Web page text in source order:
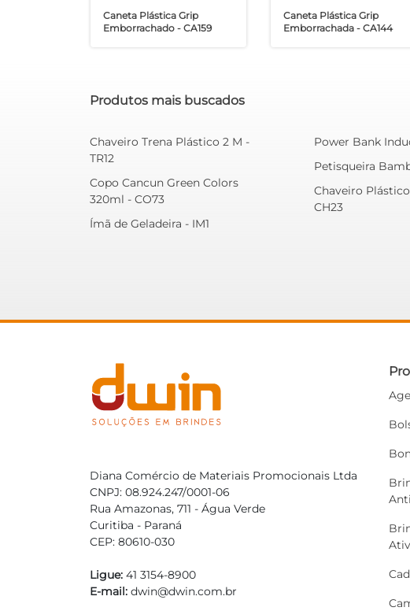
Caneta Plástica Grip
Emborrachado - CA159
Caneta Plástica Grip
Emborrachada - CA144
Produtos mais buscados
Chaveiro Trena Plástico 2 M -
TR12
Copo Cancun Green Colors
320ml - CO73
Ímã de Geladeira - IM1
Power Bank
Petisqueira
Chaveiro
CH23
Diana Comércio de Materiais Promocionais Ltda
CNPJ: 08.924.247/0001-06
Rua Amazonas, 711 - Água Verde
Curitiba - Paraná
CEP: 80610-030
Ligue: 41 3154-8900
E-mail: dwin@dwin.com.br